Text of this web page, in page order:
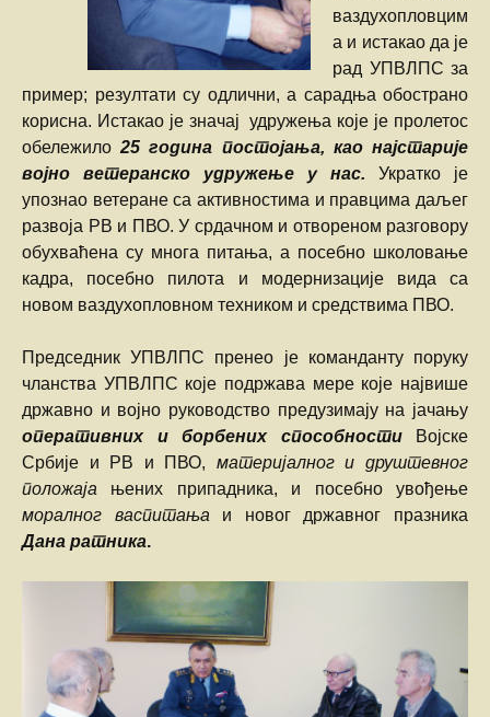
ваздухопловцим
а и истакао да је
рад УПВЛПС за
пример; резултати су одлични, а сарадња обострано
корисна. Истакао је значај удружења које је пролетос
обележило25 година постојања, као најстарије
војно ветеранско удружење у нас. Укратко је
упознао ветеране са активностима и правцима даљег
развоја РВ и ПВО. У срдачном и отвореном разговору
обухваћена су многа питања, а посебно школовање
кадра, посебно пилота и модернизације вида са
новом ваздухопловном техником и средствима ПВО.
Председник УПВЛПС пренео је команданту поруку
чланства УПВЛПС које подржава мере које највише
државно и војно руководство предузимају на јачању
оперативних
и борбених способностиВојске
Србије и РВ и ПВО, материјалног и друштевног
положаја њених припадника, и посебно увођење
моралног васпитања и новог државног празника
Дана ратника.